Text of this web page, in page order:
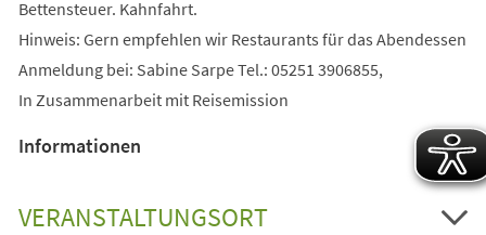
Bettensteuer. Kahnfahrt.
Hinweis: Gern empfehlen wir Restaurants für das Abendessen
Anmeldung bei: Sabine Sarpe Tel.: 05251 3906855,
In Zusammenarbeit mit Reisemission
Informationen
VERANSTALTUNGSORT